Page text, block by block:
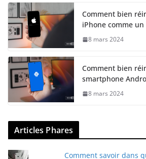
Comment bien
iPhone comme un
8 mars 2024
Comment bien
smartphone
8 mars 2024
Articles Phares
Comment savoir dans